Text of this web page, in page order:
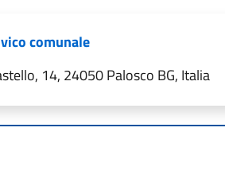
comunale
14, 24050 Palosco BG, Italia